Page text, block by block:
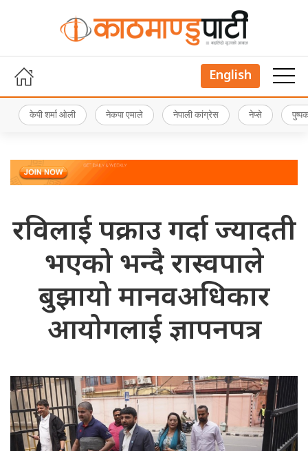
English
केपी शर्मा ओली नेकपा एमाले नेपाली कांग्रेस नेप्से
रविलाई पक्राउ गर्दा ज्यादती
भएको भन्दै रास्वपाले
बुझायो मानवअधिकार
आयोगलाई ज्ञापनपत्र